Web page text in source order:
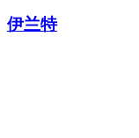
伊兰特